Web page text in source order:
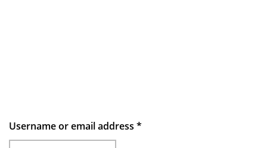
Username or email address *